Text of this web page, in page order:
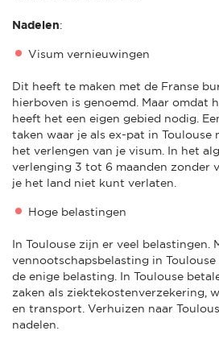
Nadelen:
Visum vernieuwingen
Dit heeft te maken met de Franse
hierboven is genoemd. Maar omdat
heeft het een eigen gebied nodig.
taken waar je als ex-pat in Toulouse
het verlengen van je visum. In het
verlenging 3 tot 6 maanden zonder
je het land niet kunt verlaten.
Hoge belastingen
In Toulouse zijn er veel belastingen.
vennootschapsbelasting in
de enige belasting. In Toulouse
zaken als ziektekostenverzekering,
en transport. Verhuizen naar
nadelen.